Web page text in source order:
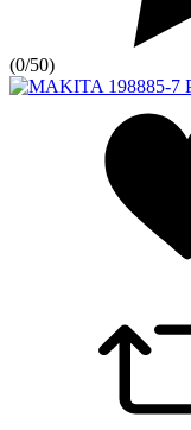
(0/50)